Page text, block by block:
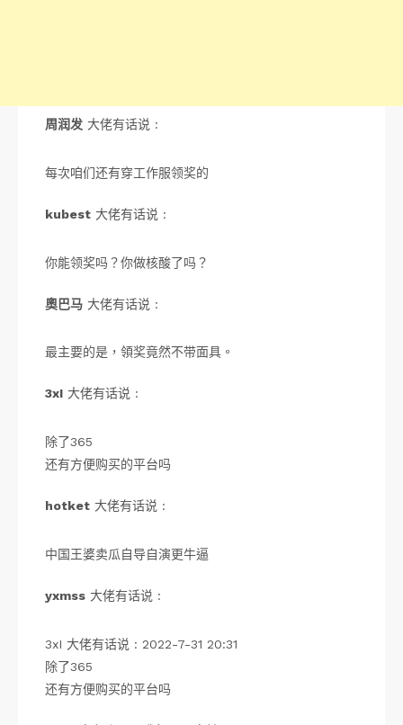
周润发 大佬有话说 :
每次咱们还有穿工作服领奖的
kubest 大佬有话说 :
你能领奖吗？你做核酸了吗？
奧巴马 大佬有话说 :
最主要的是，領奖竟然不带面具。
3xI 大佬有话说 :
除了365
还有方便购买的平台吗
hotket 大佬有话说 :
中国王婆卖瓜自导自演更牛逼
yxmss 大佬有话说 :
3xI 大佬有话说 : 2022-7-31 20:31
除了365
还有方便购买的平台吗